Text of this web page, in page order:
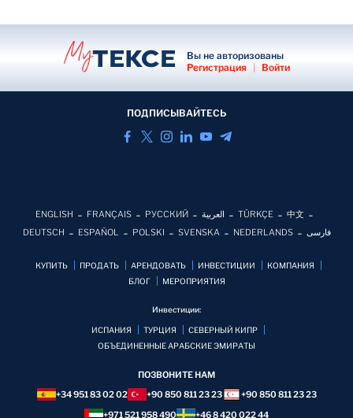
Вы не авторизованы
Регистрация
| Войти
ПОДПИСЫВАЙТЕСЬ
ENGLISH FRANÇAIS РУССКИЙ العربية TÜRKÇE
中文
DEUTSCH
ESPAÑOL POLSKI SVENSKA NEDERLANDS فارسی
КУПИТЬ ПРОДАТЬ АРЕНДОВАТЬ ИНВЕСТИЦИИ
КОМПАНИЯ
БЛОГ
MЕРОПРИЯТИЯ
Инвестиции:
ИСПАНИЯ ТУРЦИЯ
СЕВЕРНЫЙ КИПР
ОБЪЕДИНЕННЫЕ АРАБСКИЕ ЭМИРАТЫ
ПОЗВОНИТЕ НАМ
+34 951 83 02 02
+90 850 811 23 23
+90 850 811 23 23
+971 521 958 490
+46 8 420 022 44